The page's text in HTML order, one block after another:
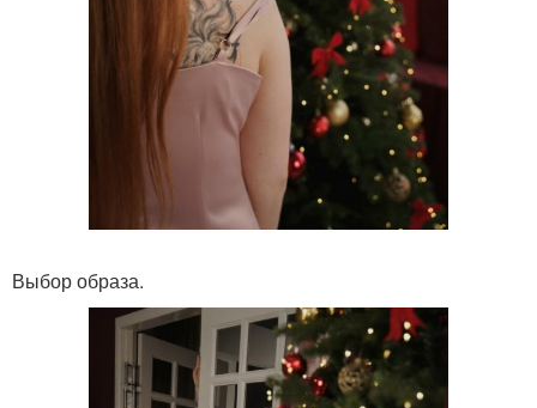
Выбор образа.